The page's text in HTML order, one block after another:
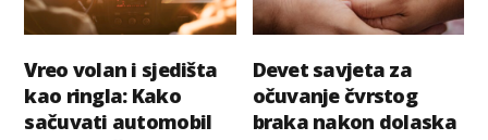
Vreo volan i sjedišta
kao ringla: Kako
sačuvati automobil
Devet savjeta za
očuvanje čvrstog
braka nakon dolaska